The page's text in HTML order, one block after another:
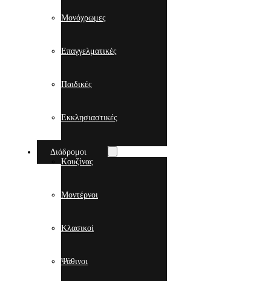
Μονόχρωμες
Επαγγελματικές
Παιδικές
Εκκλησιαστικές
Διάδρομοι
Κουζίνας
Μοντέρνοι
Κλασικοί
Ψάθινοι